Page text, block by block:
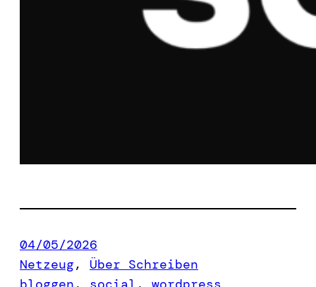
04/05/2026
Netzeug, Über Schreiben